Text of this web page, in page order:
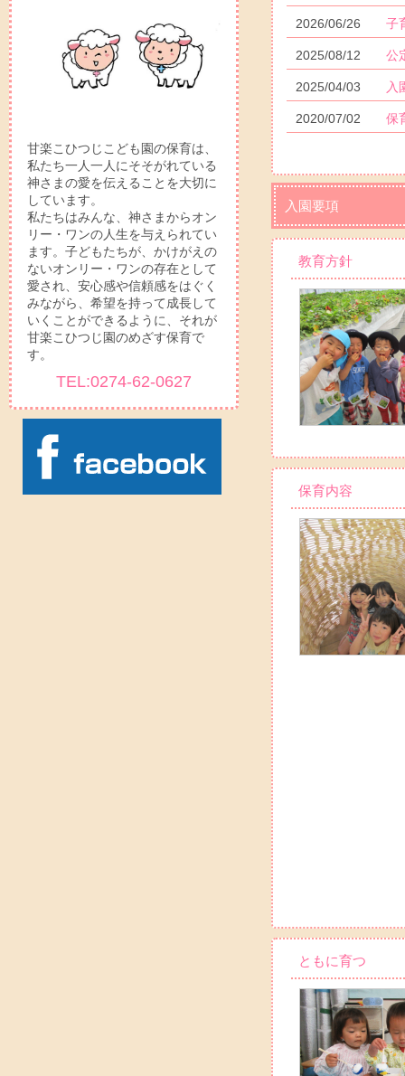
甘楽こひつじこども園の保育は、
私たち一人一人にそそがれている
神さまの愛を伝えることを大切に
しています。
私たちはみんな、神さまからオン
リー・ワンの人生を与えられてい
ます。子どもたちが、かけがえの
ないオンリー・ワンの存在として
愛され、安心感や信頼感をはぐく
みながら、希望を持って成長して
いくことができるように、それが
甘楽こひつじ園のめざす保育で
す。
TEL:0274-62-0627
2026/06/26 子
2025/08/12 公
2025/04/03 入
2020/07/02 保
入園要項
教育方針
保育内容
ともに育つ